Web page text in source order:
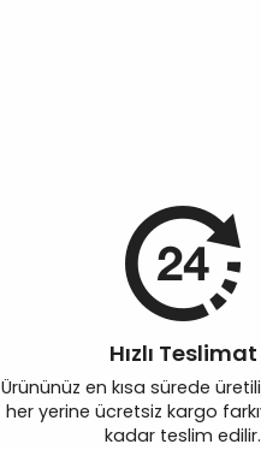
Hızlı Teslimat
Ürününüz en kısa sürede
her yerine ücretsiz kargo
kadar teslim edilir.